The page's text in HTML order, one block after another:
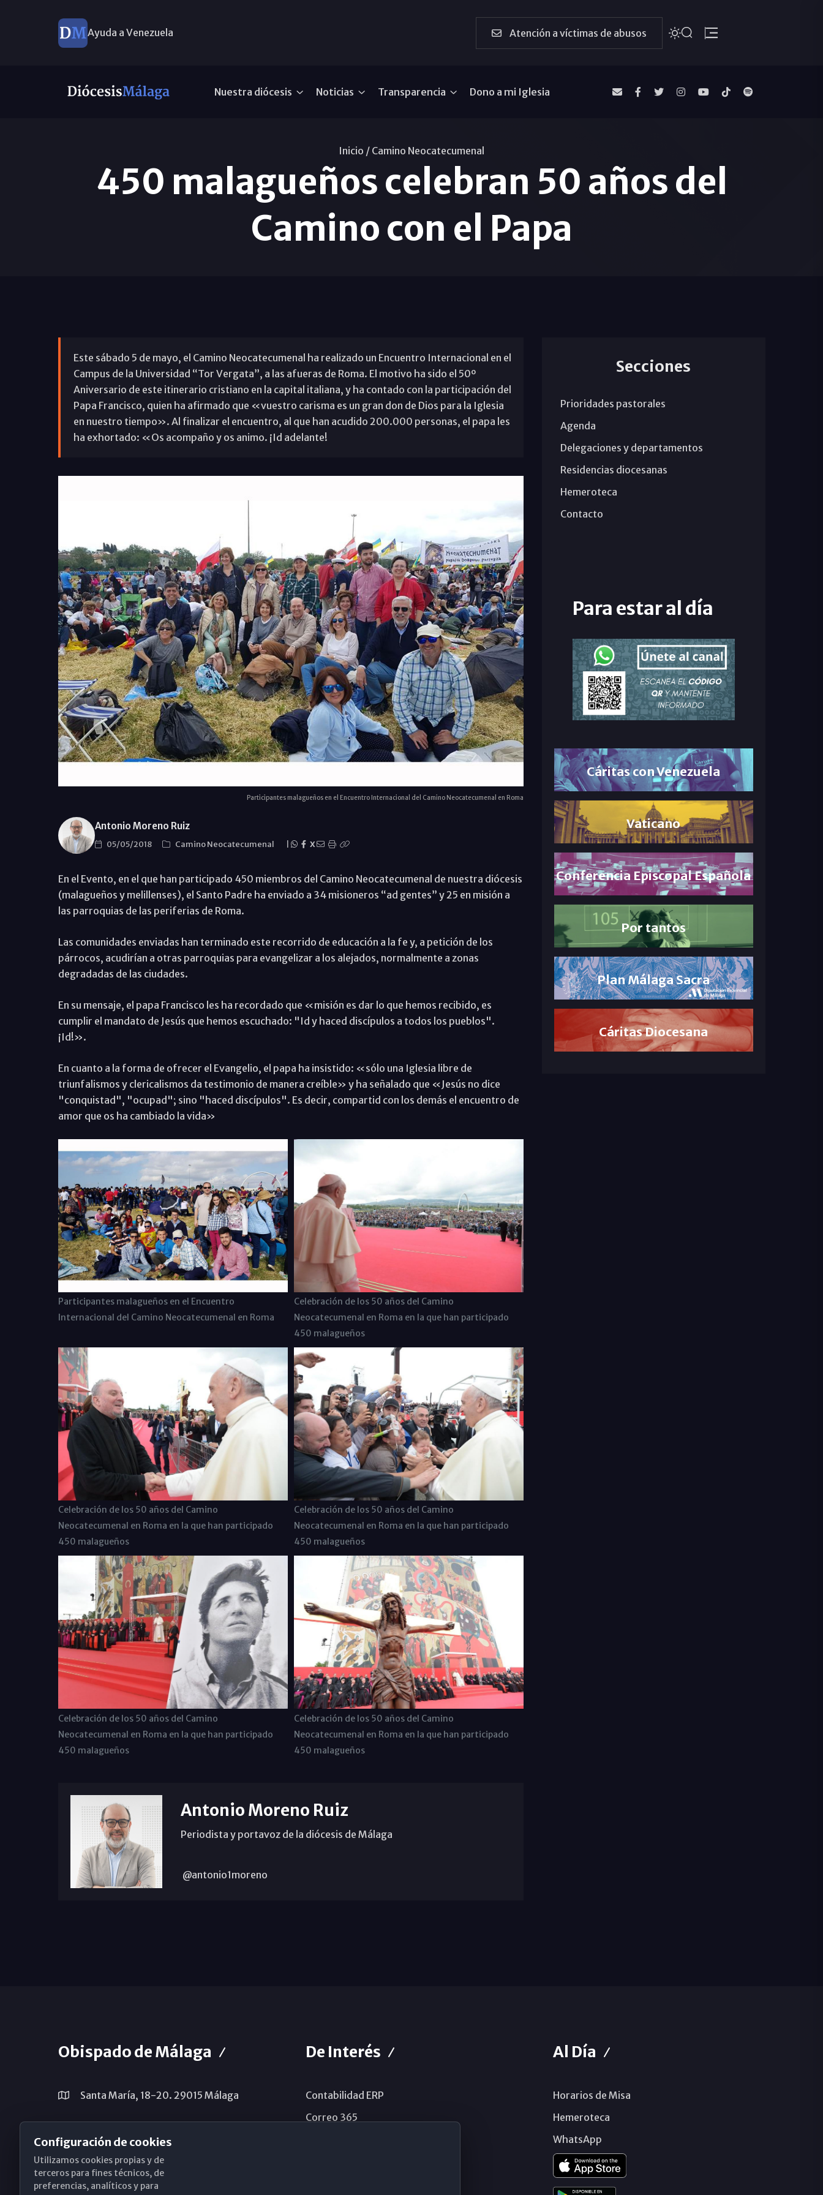
Ayuda a Venezuela Atención a víctimas de abusos
Nuestra diócesis Noticias Transparencia Dono a mi Iglesia
Inicio / Camino Neocatecumenal
450 malagueños celebran 50 años del
Camino con el Papa
Este sábado 5 de mayo, el Camino Neocatecumenal ha realizado un Encuentro Internacional en el
Campus de la Universidad “Tor Vergata”, a las afueras de Roma. El motivo ha sido el 50º
Aniversario de este itinerario cristiano en la capital italiana, y ha contado con la participación del
Papa Francisco, quien ha afirmado que «vuestro carisma es un gran don de Dios para la Iglesia
en nuestro tiempo». Al finalizar el encuentro, al que han acudido 200.000 personas, el papa les
ha exhortado: «Os acompaño y os animo. ¡Id adelante!
Participantes malagueños en el Encuentro Internacional del Camino Neocatecumenal en Roma
Antonio Moreno Ruiz
05/05/2018 Camino Neocatecumenal X
En el Evento, en el que han participado 450 miembros del Camino Neocatecumenal de nuestra diócesis
(malagueños y melillenses), el Santo Padre ha enviado a 34 misioneros “ad gentes” y 25 en misión a
las parroquias de las periferias de Roma.
Las comunidades enviadas han terminado este recorrido de educación a la fe y, a petición de los
párrocos, acudirían a otras parroquias para evangelizar a los alejados, normalmente a zonas
degradadas de las ciudades.
En su mensaje, el papa Francisco les ha recordado que «misión es dar lo que hemos recibido, es
cumplir el mandato de Jesús que hemos escuchado: "Id y haced discípulos a todos los pueblos".
¡Id!».
En cuanto a la forma de ofrecer el Evangelio, el papa ha insistido: «sólo una Iglesia libre de
triunfalismos y clericalismos da testimonio de manera creíble» y ha señalado que «Jesús no dice
"conquistad", "ocupad"; sino "haced discípulos". Es decir, compartid con los demás el encuentro de
amor que os ha cambiado la vida»
Participantes malagueños en el Encuentro
Internacional del Camino Neocatecumenal en Roma
Celebración de los 50 años del Camino
Neocatecumenal en Roma en la que han participado
450 malagueños
Celebración de los 50 años del Camino
Neocatecumenal en Roma en la que han participado
450 malagueños
Celebración de los 50 años del Camino
Neocatecumenal en Roma en la que han participado
450 malagueños
Celebración de los 50 años del Camino
Neocatecumenal en Roma en la que han participado
450 malagueños
Celebración de los 50 años del Camino
Neocatecumenal en Roma en la que han participado
450 malagueños
Antonio Moreno Ruiz
Periodista y portavoz de la diócesis de Málaga
@antonio1moreno
Secciones
Prioridades pastorales
Agenda
Delegaciones y departamentos
Residencias diocesanas
Hemeroteca
Contacto
Para estar al día
Cáritas con Venezuela
Vaticano
Conferencia Episcopal Española
Por tantos
Plan Málaga Sacra
Cáritas Diocesana
Obispado de Málaga
Santa María, 18-20. 29015 Málaga
obispado@diocesismalaga.es
De Interés
Contabilidad ERP
Correo 365
Al Día
Horarios de Misa
Hemeroteca
WhatsApp
Configuración de cookies
Utilizamos cookies propias y de
terceros para fines técnicos, de
preferencias, analíticos y para